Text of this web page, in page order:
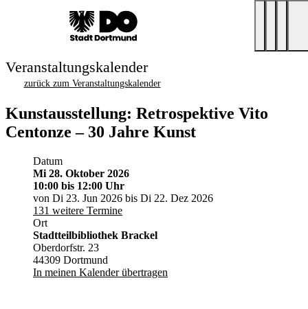
Veranstaltungskalender
zurück zum Veranstaltungskalender
Kunstausstellung: Retrospektive Vito
Centonze – 30 Jahre Kunst
Datum
Mi 28. Oktober 2026
10:00 bis 12:00 Uhr
von Di 23. Jun 2026 bis Di 22. Dez 2026
131 weitere Termine
Ort
Stadtteilbibliothek Brackel
Oberdorfstr. 23
44309 Dortmund
In meinen Kalender übertragen